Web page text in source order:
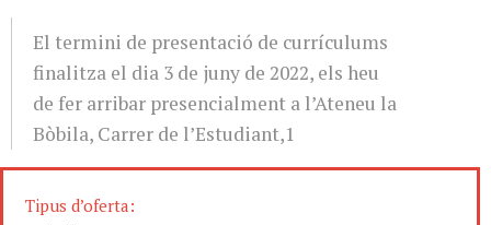
El termini de presentació de currículums
finalitza el dia 3 de juny de 2022, els heu
de fer arribar presencialment a l’Ateneu la
Bòbila, Carrer de l’Estudiant,1
Tipus d’oferta: